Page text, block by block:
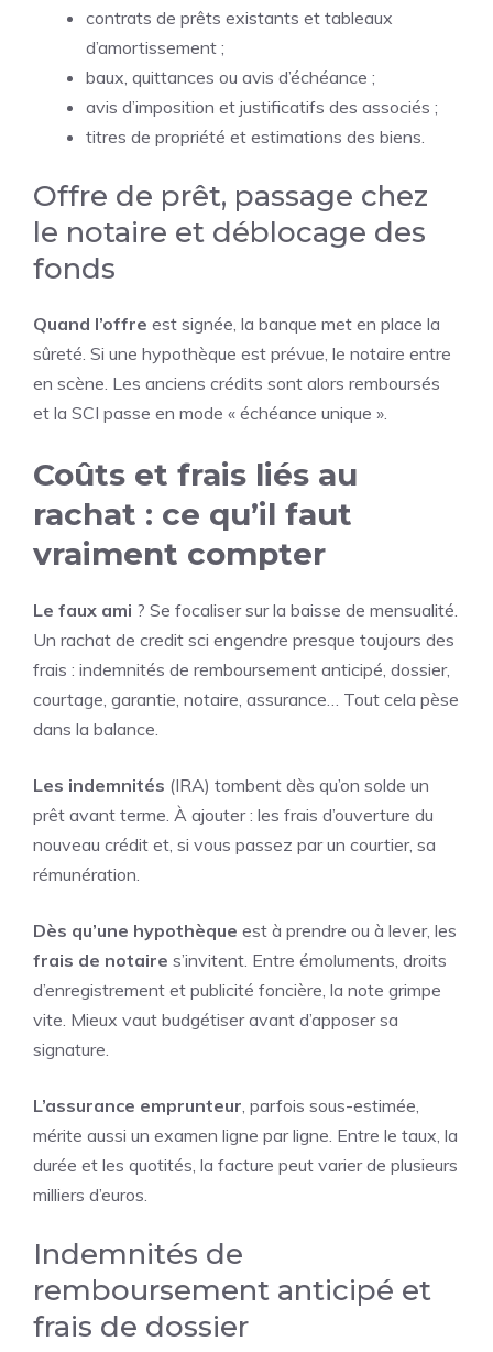
contrats de prêts existants et tableaux
d’amortissement ;
baux, quittances ou avis d’échéance ;
avis d’imposition et justificatifs des associés ;
titres de propriété et estimations des biens.
Offre de prêt, passage chez
le notaire et déblocage des
fonds
Quand l’offre est signée, la banque met en place la
sûreté. Si une hypothèque est prévue, le notaire entre
en scène. Les anciens crédits sont alors remboursés
et la SCI passe en mode « échéance unique ».
Coûts et frais liés au
rachat : ce qu’il faut
vraiment compter
Le faux ami ? Se focaliser sur la baisse de mensualité.
Un rachat de credit sci engendre presque toujours des
frais : indemnités de remboursement anticipé, dossier,
courtage, garantie, notaire, assurance… Tout cela pèse
dans la balance.
Les indemnités (IRA) tombent dès qu’on solde un
prêt avant terme. À ajouter : les frais d’ouverture du
nouveau crédit et, si vous passez par un courtier, sa
rémunération.
Dès qu’une hypothèque est à prendre ou à lever, les
frais de notaire s’invitent. Entre émoluments, droits
d’enregistrement et publicité foncière, la note grimpe
vite. Mieux vaut budgétiser avant d’apposer sa
signature.
L’assurance emprunteur, parfois sous-estimée,
mérite aussi un examen ligne par ligne. Entre le taux, la
durée et les quotités, la facture peut varier de plusieurs
milliers d’euros.
Indemnités de
remboursement anticipé et
frais de dossier